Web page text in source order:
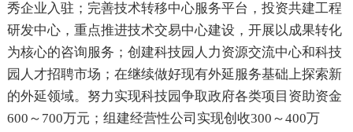
秀企业入驻；完善技术转移中心服务平台，投资共建工程
研发中心，重点推进技术交易中心建设，开展以成果转化
为核心的咨询服务；创建科技园人力资源交流中心和科技
园人才招聘市场；在继续做好现有外延服务基础上探索新
的外延领域。努力实现科技园争取政府各类项目资助资金
600～700万元；组建经营性公司实现创收300～400万